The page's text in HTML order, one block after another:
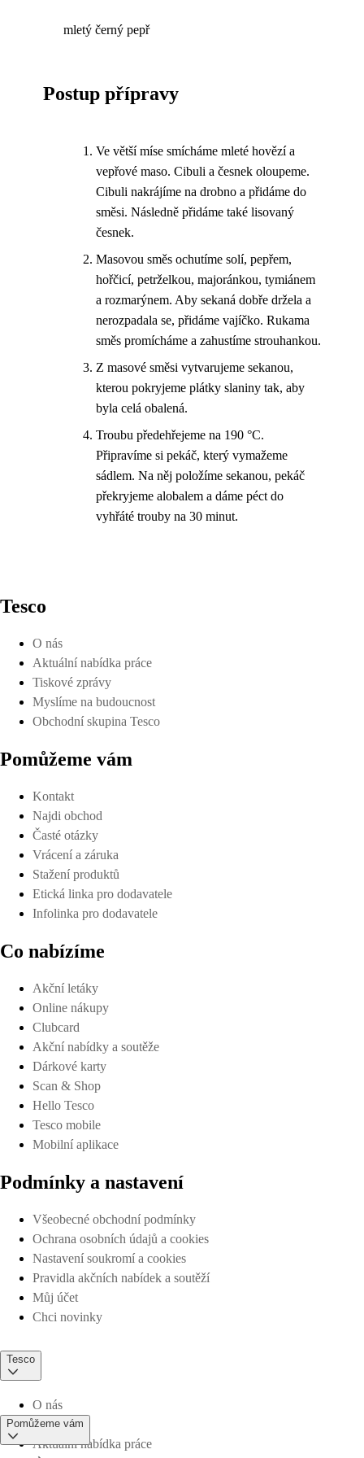
mletý černý pepř
Postup přípravy
Ve větší míse smícháme mleté hovězí a
vepřové maso. Cibuli a česnek oloupeme.
Cibuli nakrájíme na drobno a přidáme do
směsi. Následně přidáme také lisovaný
česnek.
Masovou směs ochutíme solí, pepřem,
hořčicí, petrželkou, majoránkou, tymiánem
a rozmarýnem. Aby sekaná dobře držela a
nerozpadala se, přidáme vajíčko. Rukama
směs promícháme a zahustíme strouhankou.
Z masové směsi vytvarujeme sekanou,
kterou pokryjeme plátky slaniny tak, aby
byla celá obalená.
Troubu předehřejeme na 190 °C.
Připravíme si pekáč, který vymažeme
sádlem. Na něj položíme sekanou, pekáč
překryjeme alobalem a dáme péct do
vyhřáté trouby na 30 minut.
Tesco
O nás
Aktuální nabídka práce
Tiskové zprávy
Myslíme na budoucnost
Obchodní skupina Tesco
Pomůžeme vám
Kontakt
Najdi obchod
Časté otázky
Vrácení a záruka
Stažení produktů
Etická linka pro dodavatele
Infolinka pro dodavatele
Co nabízíme
Akční letáky
Online nákupy
Clubcard
Akční nabídky a soutěže
Dárkové karty
Scan & Shop
Hello Tesco
Tesco mobile
Mobilní aplikace
Podmínky a nastavení
Všeobecné obchodní podmínky
Ochrana osobních údajů a cookies
Nastavení soukromí a cookies
Pravidla akčních nabídek a soutěží
Můj účet
Chci novinky
Tesco
O nás
Aktuální nabídka práce
Pomůžeme vám